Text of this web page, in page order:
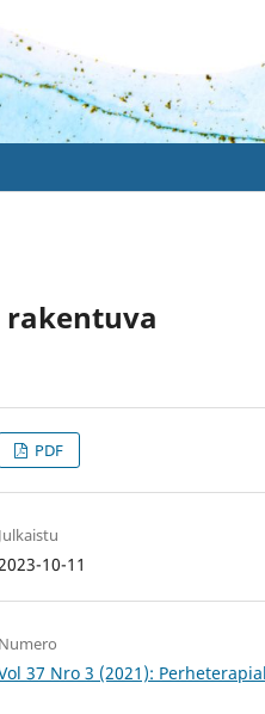
rakentuva
PDF
Julkaistu
10-11
Numero
37 Nro 3 (2021):